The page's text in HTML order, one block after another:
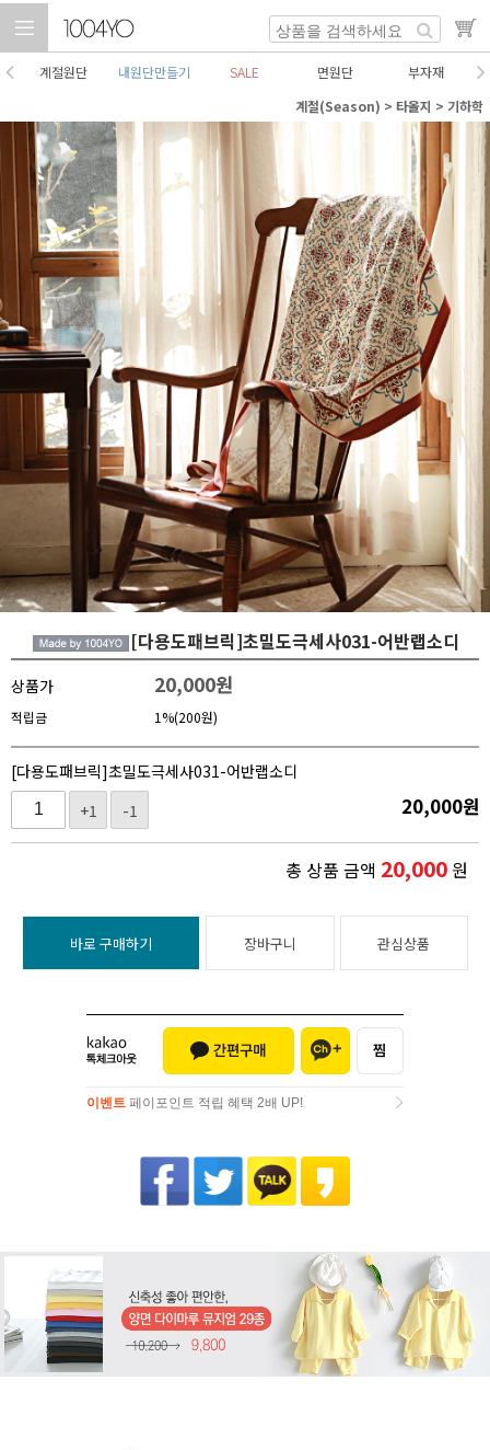
계절원단 내원단만들기 SALE 면원단
부자재
계절(Season) > 타올지 > 기하학
[다용도패브릭]초밀도극세사031-어반랩소디
상품가 20,000원
적립금 1%(200원)
[다용도패브릭]초밀도극세사031-어반랩소디
+1
-1 20,000원
총 상품 금액 20,000원
바로 구매하기 장바구니 관심상품
이벤트 페이포인트 적립 혜택 2배 UP!